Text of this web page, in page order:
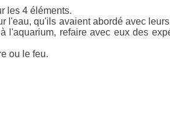
les 4 éléments.
l'eau, qu'ils avaient abordé avec
l'aquarium, refaire avec eux des
ou le feu.